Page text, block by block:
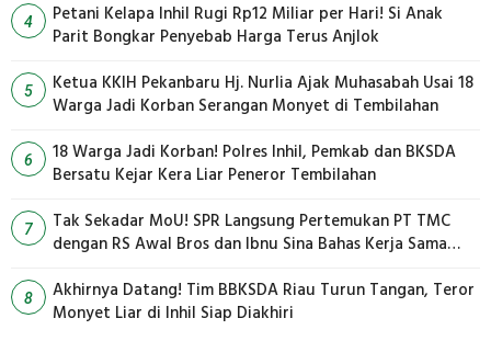
4
Petani Kelapa Inhil Rugi Rp12 Miliar per Hari! Si Anak
Parit Bongkar Penyebab Harga Terus Anjlok
5
Ketua KKIH Pekanbaru Hj. Nurlia Ajak Muhasabah Usai 18
Warga Jadi Korban Serangan Monyet di Tembilahan
6
18 Warga Jadi Korban! Polres Inhil, Pemkab dan BKSDA
Bersatu Kejar Kera Liar Peneror Tembilahan
7
Tak Sekadar MoU! SPR Langsung Pertemukan PT TMC
dengan RS Awal Bros dan Ibnu Sina Bahas Kerja Sama
8
Akhirnya Datang! Tim BBKSDA Riau Turun Tangan, Teror
Monyet Liar di Inhil Siap Diakhiri